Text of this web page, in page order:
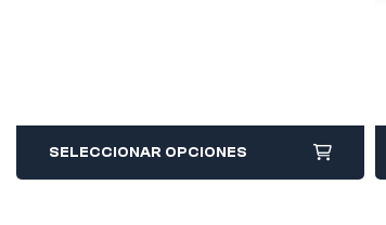
SELECCIONAR OPCIONES